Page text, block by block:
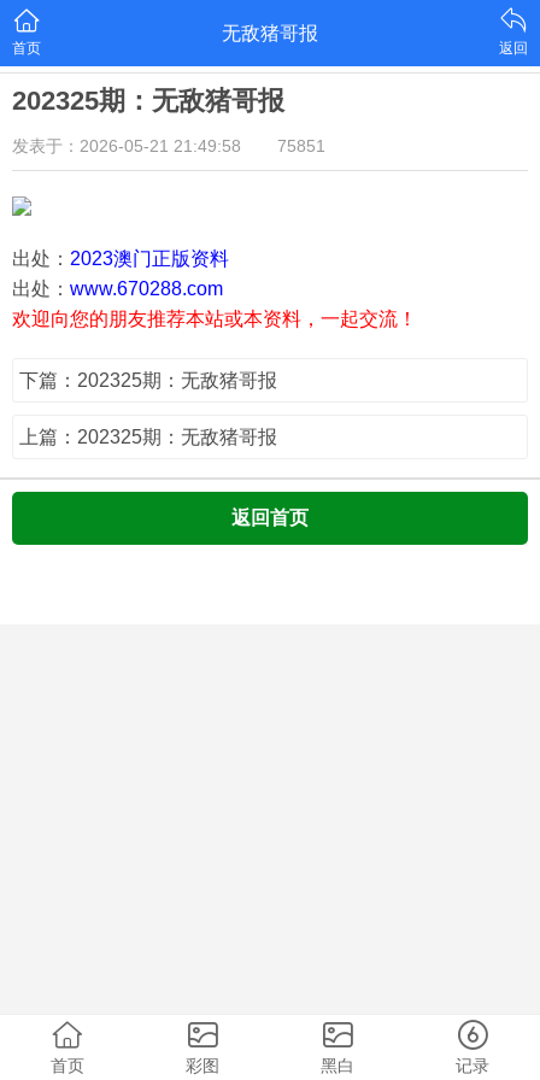
首页
无敌猪哥报
返回
202325期：无敌猪哥报
发表于：2026-05-21 21:49:58 75851
出处： 2023澳门正版资料
出处： www.670288.com
欢迎向您的朋友推荐本站或本资料，一起交流！
下篇：202325期：无敌猪哥报
上篇：202325期：无敌猪哥报
返回首页
首页 彩图 黑白 记录